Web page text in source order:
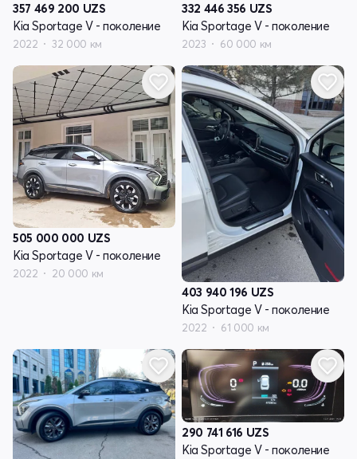
357 469 200 UZS
Kia Sportage V - поколение
2022 32 000 км
332 446 356 UZS
Kia Sportage V - поколение
2023 60 000 км
505 000 000 UZS
Kia Sportage V - поколение
2022 20 000 км
403 940 196 UZS
Kia Sportage V - поколение
2022 61 000 км
290 741 616 UZS
Kia Sportage V - поколение